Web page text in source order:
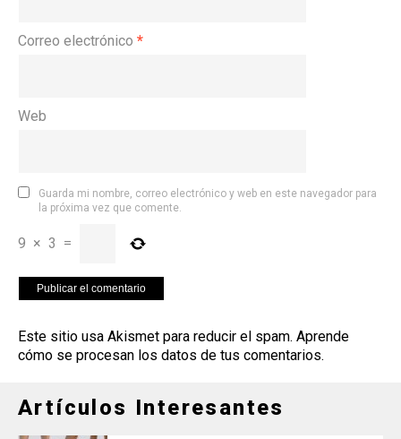
Correo electrónico *
Web
Guarda mi nombre, correo electrónico y web en este navegador para
la próxima vez que comente.
9 × 3 =
Este sitio usa Akismet para reducir el spam. Aprende
cómo se procesan los datos de tus comentarios.
Artículos Interesantes